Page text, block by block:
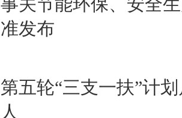
事关节能环保、安全
准发布
第五轮“三支一扶”计
人